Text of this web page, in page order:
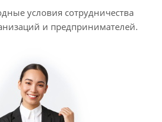
условия сотрудничества
и предпринимателей.